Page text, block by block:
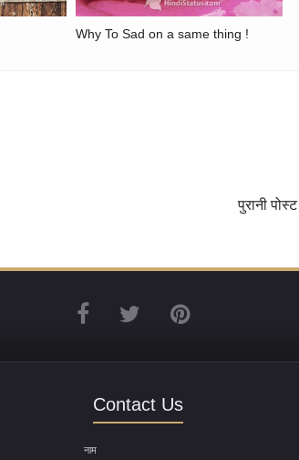
Why To Sad on a same thing !
पुरानी पोस्ट
Contact Us
नाम